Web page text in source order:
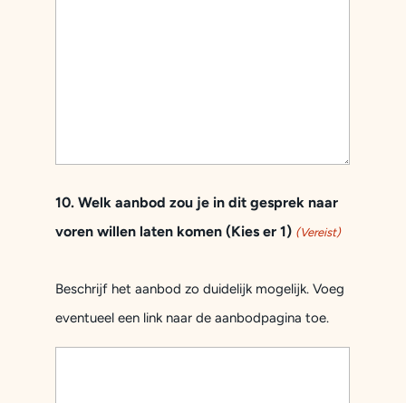
10. Welk aanbod zou je in dit gesprek naar
voren willen laten komen (Kies er 1) (Vereist)
Beschrijf het aanbod zo duidelijk mogelijk. Voeg
eventueel een link naar de aanbodpagina toe.